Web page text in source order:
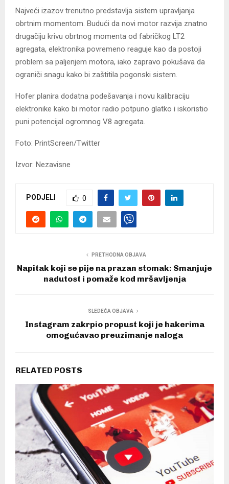
Najveći izazov trenutno predstavlja sistem upravljanja
obrtnim momentom. Budući da novi motor razvija znatno
drugačiju krivu obrtnog momenta od fabričkog LT2
agregata, elektronika povremeno reaguje kao da postoji
problem sa paljenjem motora, iako zapravo pokušava da
ograniči snagu kako bi zaštitila pogonski sistem.
Hofer planira dodatna podešavanja i novu kalibraciju
elektronike kako bi motor radio potpuno glatko i iskoristio
puni potencijal ogromnog V8 agregata.
Foto: PrintScreen/Twitter
Izvor: Nezavisne
PODJELI 0
PRETHODNA OBJAVA
Napitak koji se pije na prazan stomak: Smanjuje
nadutost i pomaže kod mršavljenja
SLEDEĆA OBJAVA
Instagram zakrpio propust koji je hakerima
omogućavao preuzimanje naloga
RELATED POSTS